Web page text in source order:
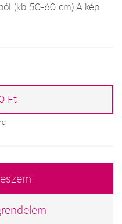
(kb 50-60 cm) A kép
Ft